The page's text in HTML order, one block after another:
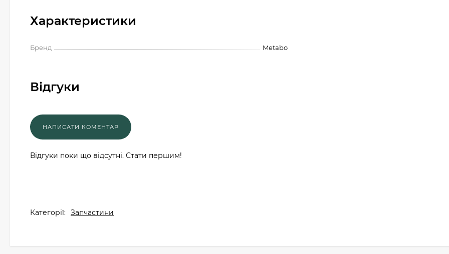
Характеристики
Бренд Metabo
Відгуки
Відгуки поки що відсутні. Стати першим!
Категорії: Запчастини